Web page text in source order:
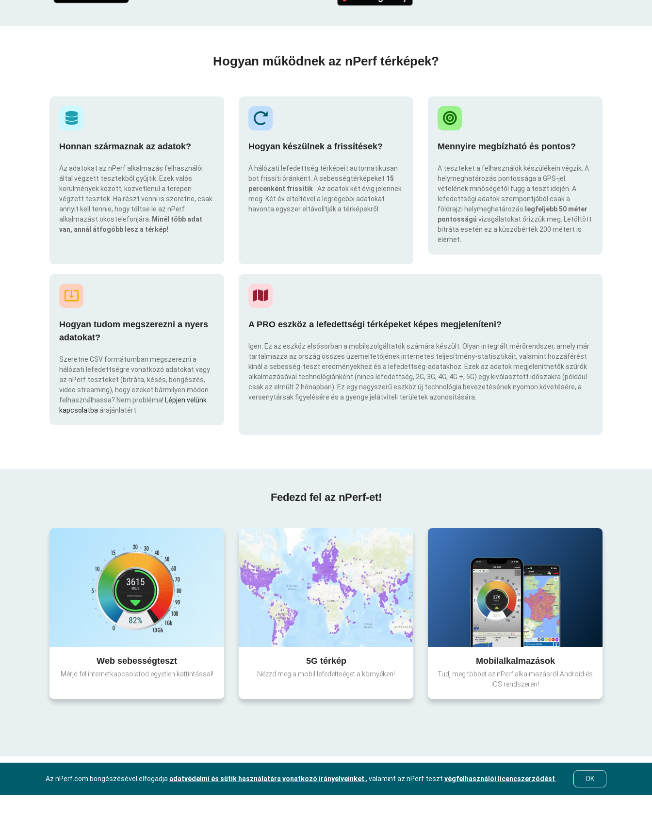
Hogyan működnek az nPerf térképek?
Honnan származnak az adatok?
Az adatokat az nPerf alkalmazás felhasználói
által végzett tesztekből gyűjtik. Ezek valós
körülmények között, közvetlenül a terepen
végzett tesztek. Ha részt venni is szeretne, csak
annyit kell tennie, hogy töltse le az nPerf
alkalmazást okostelefonjára.
Minél több adat
van, annál átfogóbb lesz a térkép!
Hogyan készülnek a frissítések?
A hálózati lefedettség térképeit automatikusan
bot frissíti óránként. A sebességtérképeket 15
percenként frissítik . Az adatok két évig jelennek
meg. Két év elteltével a legrégebbi adatokat
havonta egyszer eltávolítják a térképekről.
Mennyire megbízható és pontos?
A teszteket a felhasználók készülékein végzik. A
helymeghatározás pontossága a GPS-jel
vételének minőségétől függ a teszt idején. A
lefedettségi adatok szempontjából csak a
földrajzi helymeghatározás legfeljebb 50 méter
pontosságú vizsgálatokat őrizzük meg. Letöltött
bitráta esetén ez a küszöbérték 200 métert is
elérhet.
Hogyan tudom megszerezni a nyers
adatokat?
Szeretne CSV formátumban megszerezni a
hálózati lefedettségre vonatkozó adatokat vagy
az nPerf teszteket (bitráta, késés, böngészés,
video streaming), hogy ezeket bármilyen módon
felhasználhassa? Nem probléma! Lépjen velünk
kapcsolatba árajánlatért.
A PRO eszköz a lefedettségi térképeket képes megjeleníteni?
Igen. Ez az eszköz elsősorban a mobilszolgáltatók számára készült. Olyan integrált mérőrendszer, amely már
tartalmazza az ország összes üzemeltetőjének internetes teljesítmény-statisztikáit, valamint hozzáférést
kínál a sebesség-teszt eredményekhez és a lefedettség-adatakhoz. Ezek az adatok megjeleníthetők szűrők
alkalmazásával technológiánként (nincs lefedettség, 2G, 3G, 4G, 4G +, 5G) egy kiválasztott időszakra (például
csak az elmúlt 2 hónapban). Ez egy nagyszerű eszköz új technológia bevezetésének nyomon követésére, a
versenytársak figyelésére és a gyenge jelátviteli területek azonosítására.
Fedezd fel az nPerf-et!
Web sebességteszt
Mérjd fel internetkapcsolatod egyetlen kattintással!
5G térkép
Nézzd meg a mobil lefedettséget a környéken!
Mobilalkalmazások
Tudj meg többet az nPerf alkalmazásról Android és
iOS rendszeren!
Az nPerf.com böngészésével elfogadja adatvédelmi és sütik használatára vonatkozó irányelveinket , valamint az nPerf teszt végfelhasználói licencszerződést OK